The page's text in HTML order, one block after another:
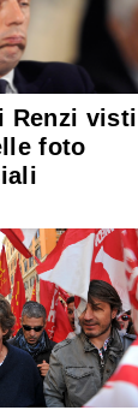
Renzi visti
foto